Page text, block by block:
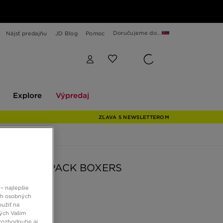
Nájsť predajňu JD Blog Pomoc Doručujeme do...
Explore Výpredaj
ZĽAVA S NEWSLETTEROM
3 PACK BOXERS
najlepšie
osobných
na
Vašim
aj